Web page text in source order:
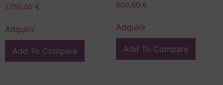
1.750,00 €
Adquirir
Add To Compare
600,00 €
Adquirir
Add To Compare